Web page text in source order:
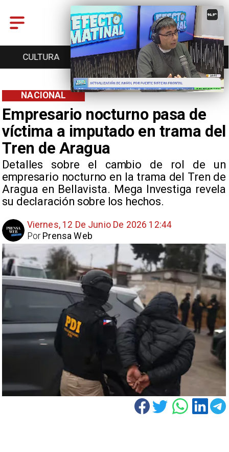
CULTURA TURISMO TENDENCIAS
Empresario nocturno pasa de
víctima a imputado en trama del
Tren de Aragua
Detalles sobre el cambio de rol de un
empresario nocturno en la trama del Tren de
Aragua en Bellavista. Mega Investiga revela
su declaración sobre los hechos.
NACIONAL
Viernes, 12 De Junio De 2026 12:44
Prensa Web
Por